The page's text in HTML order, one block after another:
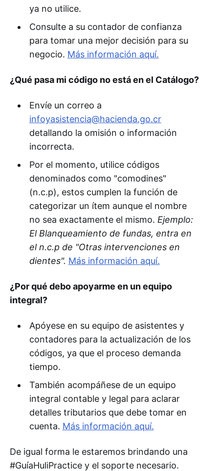
ya no utilice.
Consulte a su contador de confianza
para tomar una mejor decisión para su
negocio. Más información aquí.
¿Qué pasa mi código no está en el Catálogo?
Envíe un correo a
infoyasistencia@hacienda.go.cr
detallando la omisión o información
incorrecta.
Por el momento, utilice códigos
denominados como "comodines"
(n.c.p), estos cumplen la función de
categorizar un ítem aunque el nombre
no sea exactamente el mismo. Ejemplo:
El Blanqueamiento de fundas, entra en
el n.c.p de "Otras intervenciones en
dientes". Más información aquí.
¿Por qué debo apoyarme en un equipo
integral?
Apóyese en su equipo de asistentes y
contadores para la actualización de los
códigos, ya que el proceso demanda
tiempo.
También acompáñese de un equipo
integral contable y legal para aclarar
detalles tributarios que debe tomar en
cuenta. Más información aquí.
De igual forma le estaremos brindando una
#GuíaHuliPractice y el soporte necesario.